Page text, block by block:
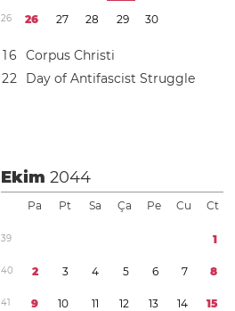
26 26 27 28 29 30
16
Corpus Christi
22 Day of Antifascist Struggle
Ekim2044
Pa Pt Sa Ça Pe Cu Ct
39 1
40 2 3 4 5 6 7 8
41 9 10 11 12 13 14 15